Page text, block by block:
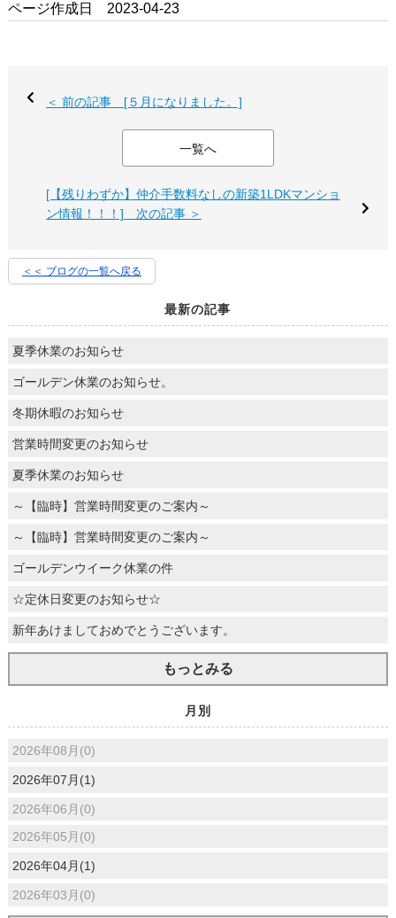
ページ作成日 2023-04-23
＜ 前の記事 [５月になりました。]
一覧へ
[【残りわずか】仲介手数料なしの新築1LDKマンショ
ン情報！！！] 次の記事 ＞
＜＜ ブログの一覧へ戻る
最新の記事
夏季休業のお知らせ
ゴールデン休業のお知らせ。
冬期休暇のお知らせ
営業時間変更のお知らせ
夏季休業のお知らせ
～【臨時】営業時間変更のご案内～
～【臨時】営業時間変更のご案内～
ゴールデンウイーク休業の件
☆定休日変更のお知らせ☆
新年あけましておめでとうございます。
もっとみる
月別
2026年08月(0)
2026年07月(1)
2026年06月(0)
2026年05月(0)
2026年04月(1)
2026年03月(0)